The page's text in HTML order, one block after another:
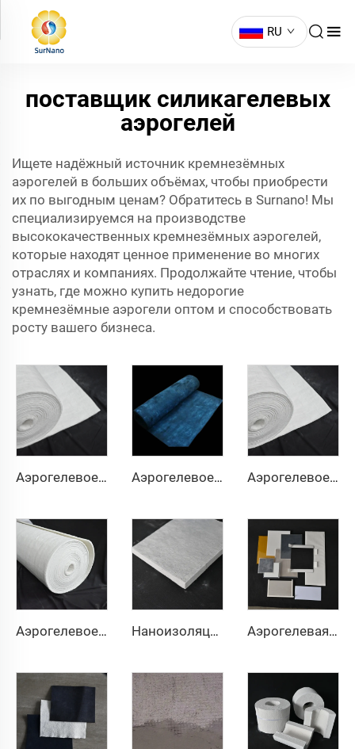
RU
поставщик силикагелевых
аэрогелей
Ищете надёжный источник кремнезёмных
аэрогелей в больших объёмах, чтобы приобрести
их по выгодным ценам? Обратитесь в Surnano! Мы
специализируемся на производстве
высококачественных кремнезёмных аэрогелей,
которые находят ценное применение во многих
отраслях и компаниях. Продолжайте чтение, чтобы
узнать, где можно купить недорогие
кремнезёмные аэрогели оптом и способствовать
росту вашего бизнеса.
Аэрогелевое теплоизоляционное одеяло 200℃ Аэрогелевое теплоизоляционное одеяло 350℃ Аэрогелевое изоляционное одеяло 650℃
Аэрогелевое теплоизоляционное одеяло 1000℃ Наноизоляционная плита Аэрогелевая изоляционная прокладка